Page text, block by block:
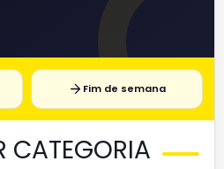
Fim de semana
CATEGORIA